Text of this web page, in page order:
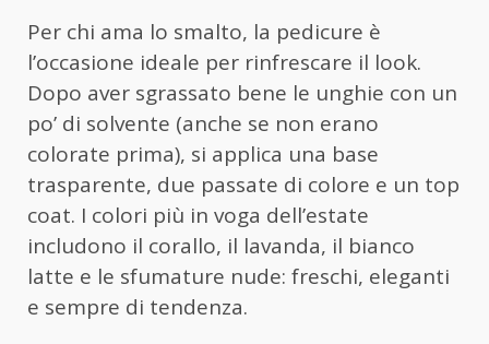
Per chi ama lo smalto, la pedicure è
l’occasione ideale per rinfrescare il look.
Dopo aver sgrassato bene le unghie con un
po’ di solvente (anche se non erano
colorate prima), si applica una base
trasparente, due passate di colore e un top
coat. I colori più in voga dell’estate
includono il corallo, il lavanda, il bianco
latte e le sfumature nude: freschi, eleganti
e sempre di tendenza.